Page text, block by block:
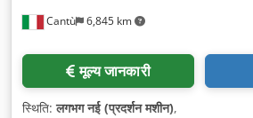
Cantù 6,845 km
मूल्य जानकारी
स्थिति:लगभग नई (प्रदर्शन मशीन),